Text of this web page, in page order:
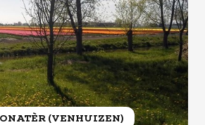
(VENHUIZEN)